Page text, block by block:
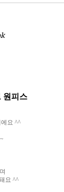
원피스
에요^^
~
요 ^^